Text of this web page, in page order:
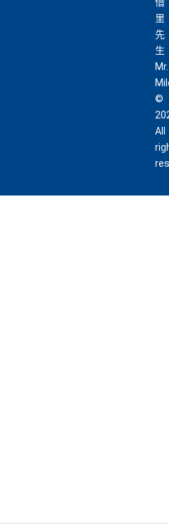
里
先
生
Mr.
©
All